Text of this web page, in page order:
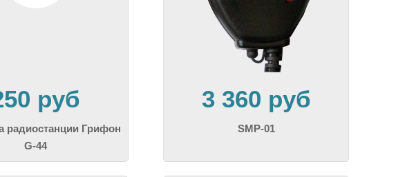
руб
радиостанции Грифон
G-44
3 360 руб
SMP-01